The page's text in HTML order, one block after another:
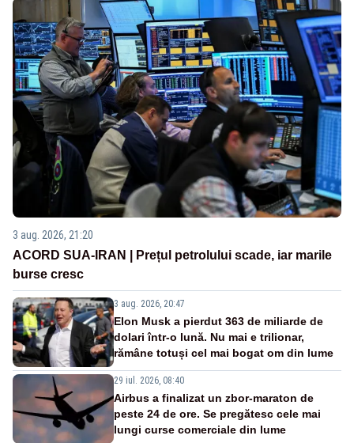
3 aug. 2026, 21:20
ACORD SUA-IRAN | Prețul petrolului scade, iar marile
burse cresc
3 aug. 2026, 20:47
Elon Musk a pierdut 363 de miliarde de
dolari într-o lună. Nu mai e trilionar,
rămâne totuși cel mai bogat om din lume
29 iul. 2026, 08:40
Airbus a finalizat un zbor-maraton de
peste 24 de ore. Se pregătesc cele mai
lungi curse comerciale din lume